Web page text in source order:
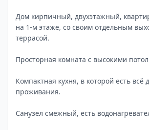
Дoм кирпичный, двухэтажный,
на 1-м этaжe, со своим отдельным
террасой.
Просторная комната с высокими
Компактная кухня, в которой есть всё
проживания.
Cанузел смежный, есть